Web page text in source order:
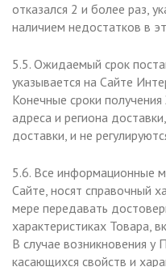
отказался 2 и более раз,
наличием недостатков в
5.5. Ожидаемый срок
указывается на Сайте
Конечные сроки
адреса и региона
доставки, и не
5.6. Все информационные
Сайте, носят справочный
мере передавать
характеристиках Товара,
В случае возникновения у
касающихся свойств и